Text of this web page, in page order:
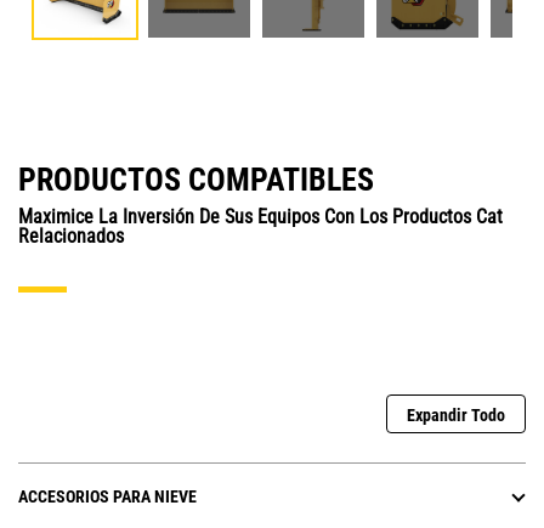
PRODUCTOS COMPATIBLES
Maximice La Inversión De Sus Equipos Con Los Productos Cat
Relacionados
Expandir Todo
ACCESORIOS PARA NIEVE